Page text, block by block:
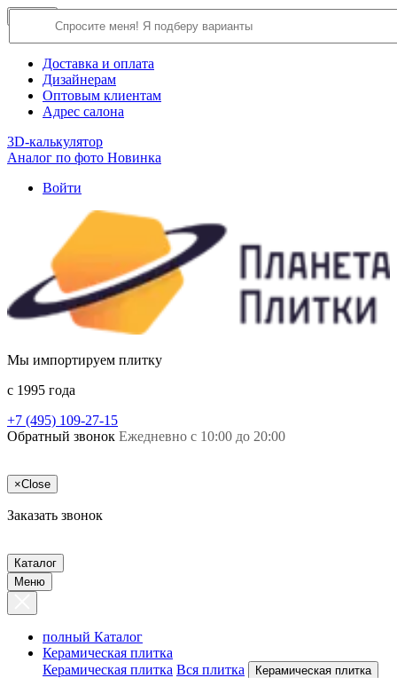
О компании
Доставка и оплата
Дизайнерам
Оптовым клиентам
Адрес салона
3D-калькулятор
Аналог по фото Новинка
Войти
Мы импортируем плитку
c 1995 года
+7 (495) 109-27-15
Обратный звонок Ежедневно с 10:00 до 20:00
×Close
Заказать звонок
Каталог
Меню
полный Каталог
Керамическая плитка
Керамическая плитка Вся плитка Керамическая плитка